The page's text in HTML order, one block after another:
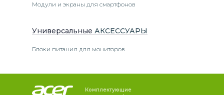
Модули и экраны для смартфонов
Универсальные АКСЕССУАРЫ
Блоки питания для мониторов
Комплектующие